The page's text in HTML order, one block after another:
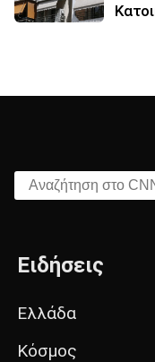
Αναζήτηση στο
Ειδήσεις
Ελλάδα
Κόσμος